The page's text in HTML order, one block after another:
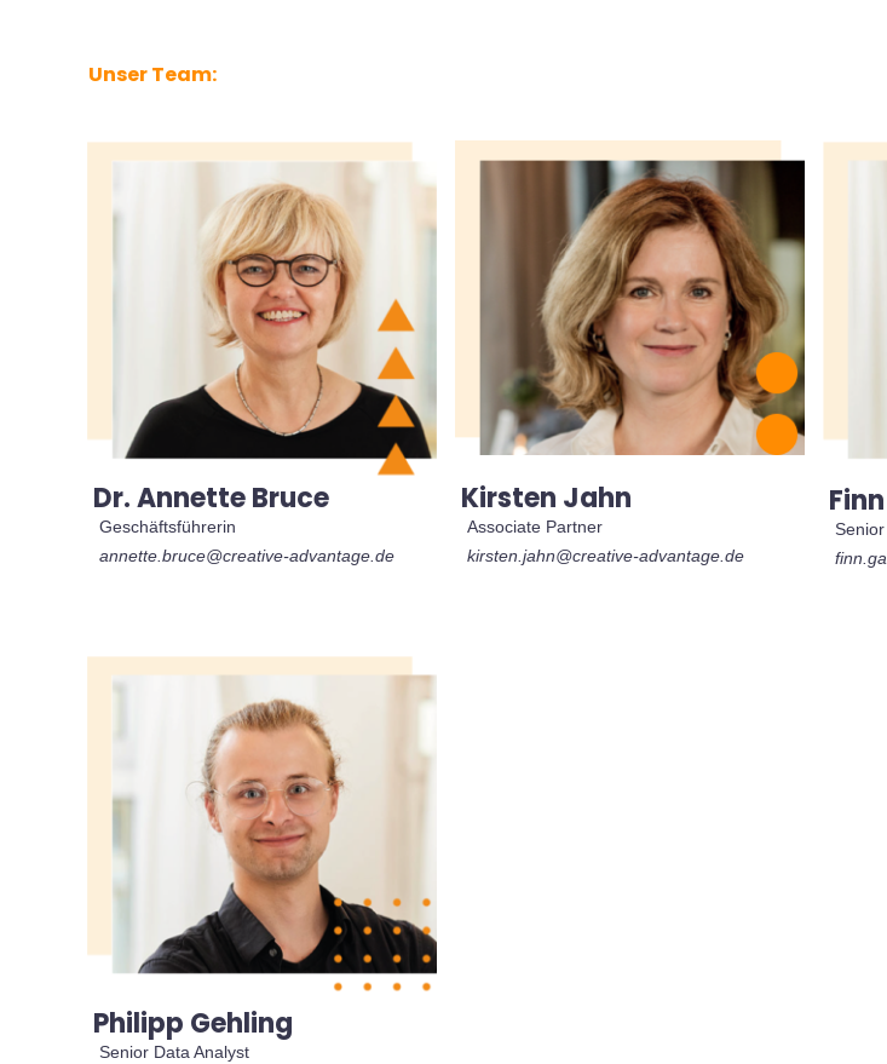
Unser Team:
Dr. Annette Bruce
Geschäftsführerin
annette.bruce@creative-advantage.de
Kirsten Jahn
Associate Partner
kirsten.jahn@creative-advantage.de
Philipp Gehling
Senior Data Analyst